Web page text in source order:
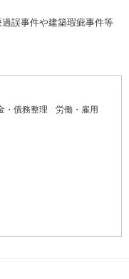
誤事件や建築瑕疵事件等
・債務整理
労働・雇用